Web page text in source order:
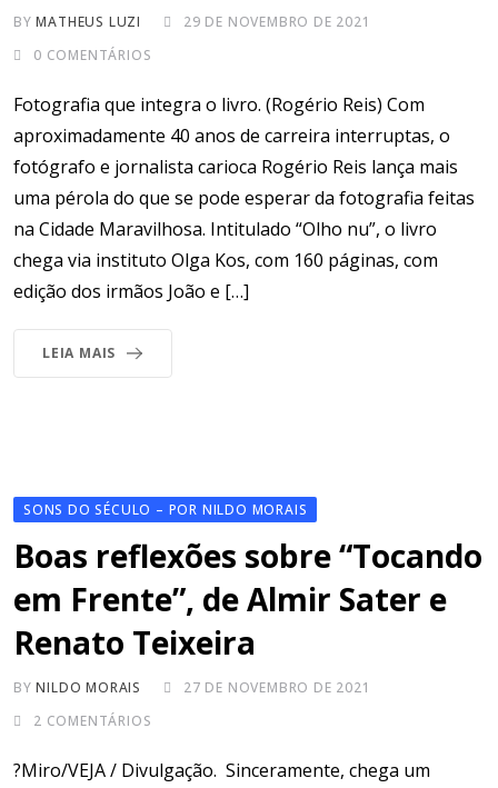
BYMATHEUS LUZI
29 DE NOVEMBRO DE 2021
0 COMENTÁRIOS
Fotografia que integra o livro. (Rogério Reis) Com
aproximadamente 40 anos de carreira interruptas, o
fotógrafo e jornalista carioca Rogério Reis lança mais
uma pérola do que se pode esperar da fotografia feitas
na Cidade Maravilhosa. Intitulado “Olho nu”, o livro
chega via instituto Olga Kos, com 160 páginas, com
edição dos irmãos João e […]
LEIA MAIS
SONS DO SÉCULO – POR NILDO MORAIS
Boas reflexões sobre “Tocando
em Frente”, de Almir Sater e
Renato Teixeira
BYNILDO MORAIS
27 DE NOVEMBRO DE 2021
2 COMENTÁRIOS
?Miro/VEJA / Divulgação. Sinceramente, chega um